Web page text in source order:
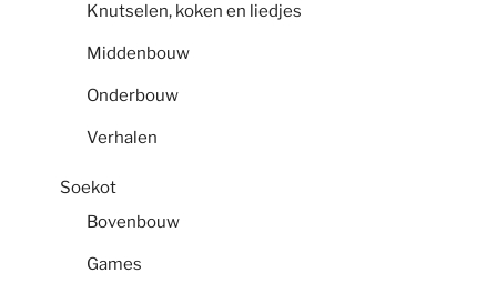
Knutselen, koken en liedjes
Middenbouw
Onderbouw
Verhalen
Soekot
Bovenbouw
Games